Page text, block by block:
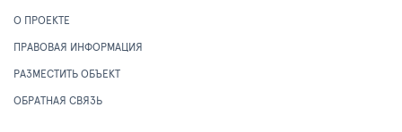
О ПРОЕКТЕ
ПРАВОВАЯ ИНФОРМАЦИЯ
РАЗМЕСТИТЬ ОБЪЕКТ
ОБРАТНАЯ СВЯЗЬ